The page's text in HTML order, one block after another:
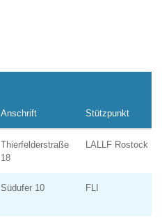
Anschrift Stützpunkt
Thierfelderstraße
18
LALLF Rostock
Südufer 10 FLI